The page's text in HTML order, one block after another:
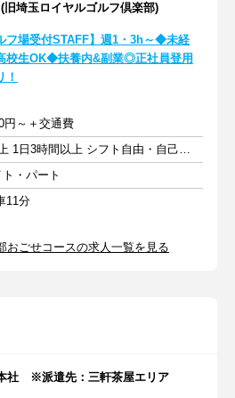
埼玉ロイヤルゴルフ倶楽部)
フ場受付STAFF】週1・3h～◆未経
校生OK◆扶養内&副業◎正社員登用
！
円～＋交通費
週1日以上 1日3時間以上 シフト自由・自己申告
・パート
11分
おごせコースの求人一覧を見る
社 ※派遣先：三軒茶屋エリア